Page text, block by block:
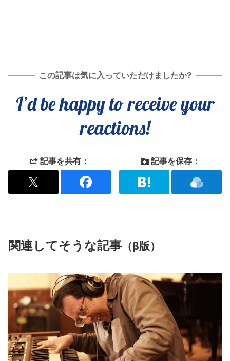
この記事は気に入っていただけましたか?
I’d be happy to receive your
reactions!
記事を共有： 記事を保存：
関連してそうな記事 （β版）